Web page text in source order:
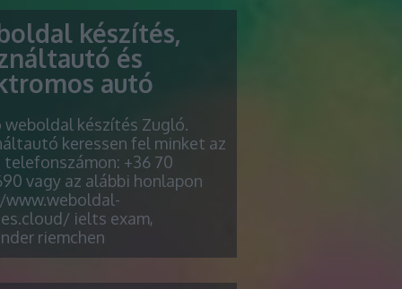
készítés,
és
autó
weboldal készítés Zugló.
keressen fel minket az
telefonszámon: +36 70
vagy az alábbi honlapon
ielts exam,
riemchen